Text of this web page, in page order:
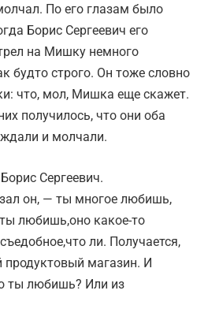
По его глазам было
Борис Сергеевич его
на Мишку немного
будто строго. Он тоже словно
что, мол, Мишка еще скажет.
получилось, что они оба
ждали и молчали.
Сергеевич.
он, — ты многое любишь,
ты любишь,оно какое-то
ли. Получается,
магазин. И
ты любишь? Или из